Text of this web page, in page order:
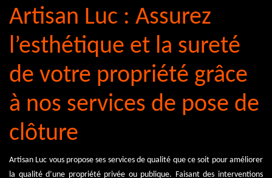
Artisan Luc : Assurez
l’esthétique et la sureté
de votre propriété grâce
à nos services de pose de
clôture
Artisan Luc vous propose ses services de qualité que ce soit pour améliorer
la qualité d’une propriété privée ou publique. Faisant des interventions